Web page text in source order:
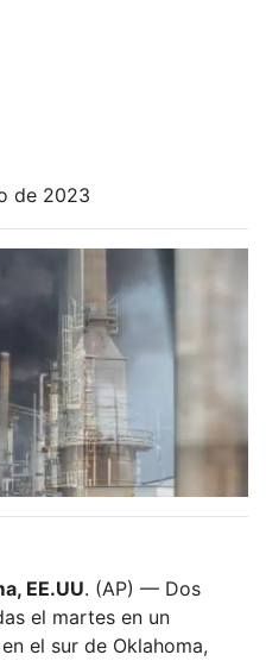
de 2023
EE.UU. (AP) — Dos
el martes en un
el sur de Oklahoma,